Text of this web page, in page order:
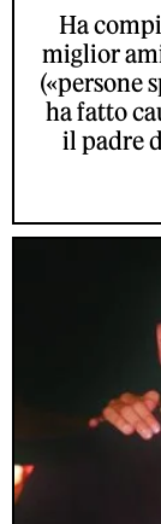
Ha
miglior
(«persone
ha fatto
il padre